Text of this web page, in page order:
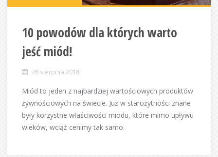
10 powodów dla których warto
jeść miód!
26 sierpnia 2018
Miód to jeden z najbardziej wartościowych produktów
żywnościowych na świecie. Już w starożytności znane
były korzystne właściwości miodu, które mimo upływu
wieków, wciąż cenimy tak samo.